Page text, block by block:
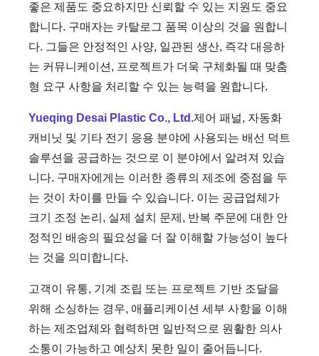
좋은 제품도 중요하지만 신뢰할 수 있는 지원도 중요
합니다. 구매자는 카탈로그 품목 이상의 것을 원합니
다. 그들은 안정적인 사양, 일관된 생산, 즉각 대응하
는 커뮤니케이션, 프로젝트가 더욱 구체화될 때 맞춤
형 요구 사항을 처리할 수 있는 능력을 원합니다.
Yueqing Desai Plastic Co., Ltd.제어 패널, 자동화
캐비닛 및 기타 전기 응용 분야에 사용되는 배선 덕트
솔루션을 공급하는 것으로 이 분야에서 알려져 있습
니다. 구매자에게는 이러한 종류의 제조에 중점을 두
는 것이 차이를 만들 수 있습니다. 이는 공급업체가
크기 조정 논리, 실제 설치 문제, 반복 주문에 대한 안
정적인 배송의 필요성을 더 잘 이해할 가능성이 높다
는 것을 의미합니다.
고객이 유통, 기계 조립 또는 프로젝트 기반 조달을
위해 소싱하는 경우, 애플리케이션 세부 사항을 이해
하는 제조업체와 협력하면 일반적으로 원활한 의사
소통이 가능하고 예상치 못한 일이 줄어듭니다.